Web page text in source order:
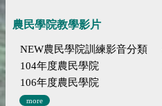
農民學院教學影片
NEW農民學院訓練影音分類
104年度農民學院
106年度農民學院
more